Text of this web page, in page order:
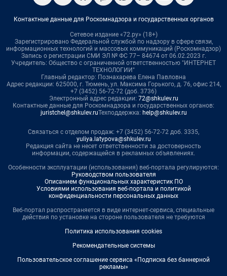
Контактные данные для Роскомнадзора и государственных органов
Сетевое издание «72.ру» (18+)
Зарегистрировано Федеральной службой по надзору в сфере связи,
информационных технологий и массовых коммуникаций (Роскомнадзор)
Запись о регистрации СМИ ЭЛ № ФС 77– 84674 от 06.02.2023 г.
Учредитель: Общество с ограниченной ответственностью "ИНТЕРНЕТ
ТЕХНОЛОГИИ"
Главный редактор: Познахарева Елена Павловна
Адрес редакции: 625000, г. Тюмень, ул. Максима Горького, д. 76, офис 214,
+7 (3452) 56-72-72 (доб. 3736)
Электронный адрес редакции: 72@shkulev.ru
Контактные данные для Роскомнадзора и государственных органов:
juristchel@shkulev.ruТехподдержка: help@shkulev.ru
Связаться с отделом продаж: +7 (3452) 56-72-72 доб. 3335,
yuliya.latypova@shkulev.ru
Редакция сайта не несет ответственности за достоверность
информации, содержащейся в рекламных объявлениях.
Особенности эксплуатации (использования) веб-портала регулируются:
Руководством пользователя
Описанием функциональных характеристик ПО
Условиями использования веб-портала и политикой
конфиденциальности персональных данных
Веб-портал распространяется в виде интернет-сервиса, специальные
действия по установке на стороне пользователя не требуются
Политика использования cookies
Рекомендательные системы
Пользовательское соглашение сервиса «Подписка без баннерной
рекламы»